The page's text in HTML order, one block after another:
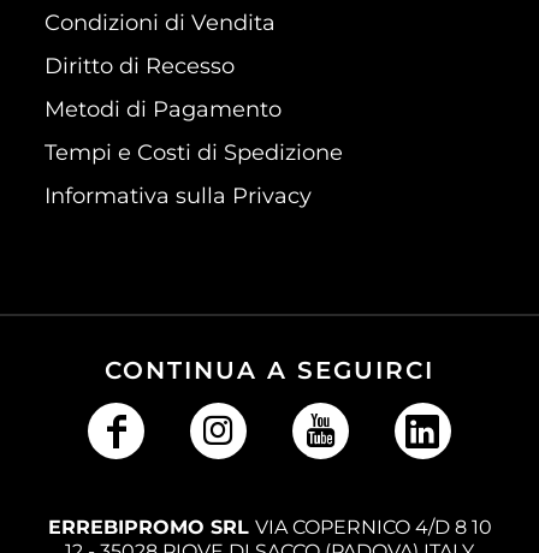
Condizioni di Vendita
Diritto di Recesso
Metodi di Pagamento
Tempi e Costi di Spedizione
Informativa sulla Privacy
CONTINUA A SEGUIRCI
ERREBIPROMO SRL VIA COPERNICO 4/D 8 10